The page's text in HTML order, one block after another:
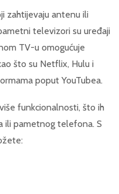
zahtijevaju antenu ili
televizori su uređaji
TV-u omogućuje
što su Netflix, Hulu i
poput YouTubea.
funkcionalnosti, što ih
ili pametnog telefona. S